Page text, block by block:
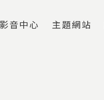
影音中心 主題網站